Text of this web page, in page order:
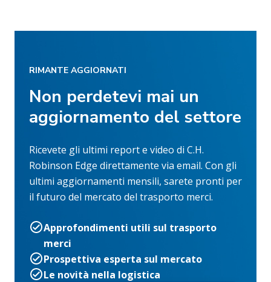
RIMANTE AGGIORNATI
Non perdetevi mai un
aggiornamento del settore
Ricevete gli ultimi report e video di C.H.
Robinson Edge direttamente via email. Con gli
ultimi aggiornamenti mensili, sarete pronti per
il futuro del mercato del trasporto merci.
Approfondimenti utili sul trasporto
merci
Prospettiva esperta sul mercato
Le novità nella logistica